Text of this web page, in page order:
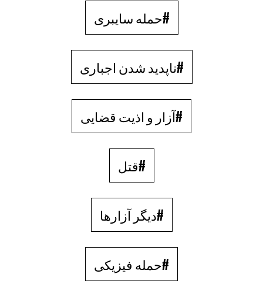
#حمله سایبری
#ناپدید شدن اجباری
#آزار و اذیت قضایی
#قتل
#دیگر آزارها
#حمله فیزیکی